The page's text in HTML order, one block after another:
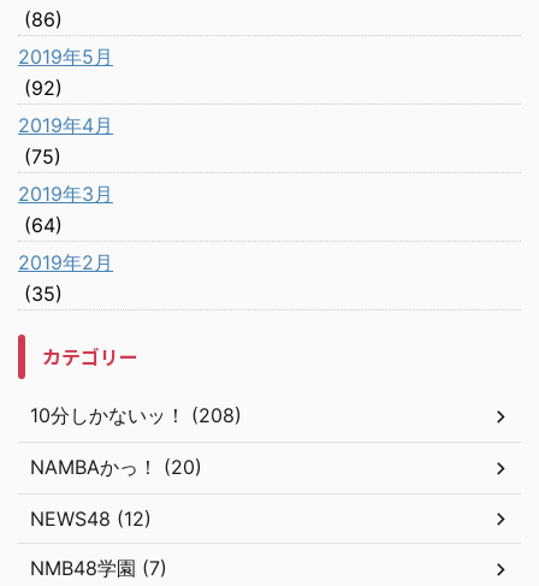
(86)
2019年5月
(92)
2019年4月
(75)
2019年3月
(64)
2019年2月
(35)
カテゴリー
10分しかないッ！ (208)
NAMBAかっ！ (20)
NEWS48 (12)
NMB48学園 (7)